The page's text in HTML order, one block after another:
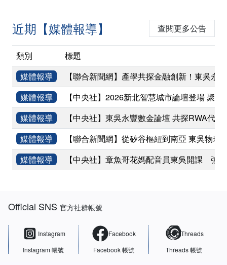
近期【媒體報導】 查閱更多公告
類別
標題
媒體報導
【聯合新聞網】產學共探金融創新！東吳
媒體報導
【中央社】2026新北智慧城市論壇登場 聚
媒體報導
【中央社】東吳永豐數金論壇 共探RWA代幣
媒體報導
【聯合新聞網】從矽谷樞紐到南亞 東吳物理
媒體報導
【中央社】章魚哥花媽配音員東吳開課 強
Official SNS官方社群帳號
Instagram
Instagram 帳號
Facebook
Facebook 帳號
Threads
Threads 帳號